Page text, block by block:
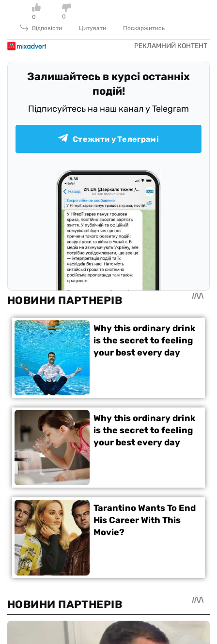
0
0
Відповісти
Цитувати Поскаржитись
Залишайтесь в курсі останніх
подій!
Підписуйтесь на наш канал у Telegram
Стежити у Телеграмі